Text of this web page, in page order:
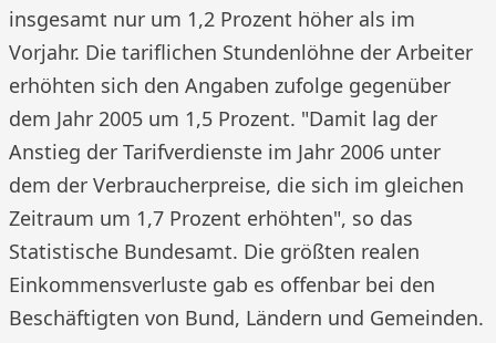
insgesamt nur um 1,2 Prozent höher als im
Vorjahr. Die tariflichen Stundenlöhne der Arbeiter
erhöhten sich den Angaben zufolge gegenüber
dem Jahr 2005 um 1,5 Prozent. "Damit lag der
Anstieg der Tarifverdienste im Jahr 2006 unter
dem der Verbraucherpreise, die sich im gleichen
Zeitraum um 1,7 Prozent erhöhten", so das
Statistische Bundesamt. Die größten realen
Einkommensverluste gab es offenbar bei den
Beschäftigten von Bund, Ländern und Gemeinden.